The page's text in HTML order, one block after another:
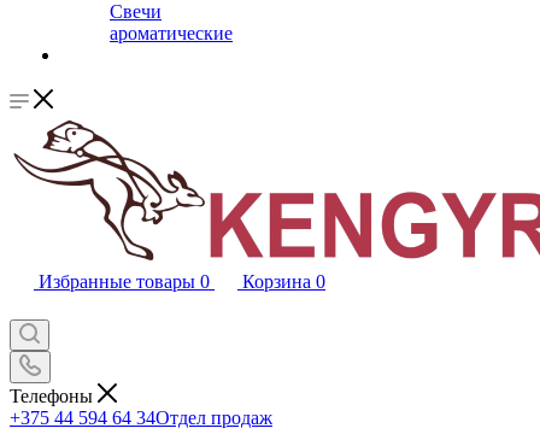
Свечи
ароматические
Избранные товары 0 Корзина 0
Телефоны
+375 44 594 64 34Отдел продаж